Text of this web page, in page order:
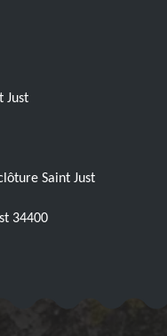
Just
Saint Just
34400